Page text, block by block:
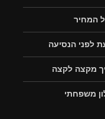
המחיר
לפני הנסיעה
מקצה לקצה
משפחתי